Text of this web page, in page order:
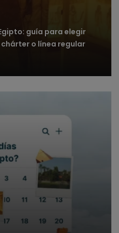
guía para elegir
o línea regular